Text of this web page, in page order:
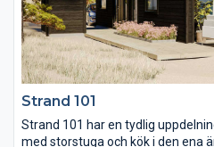
Strand 101
Strand 101 har en tydlig
med storstuga och kök i den ena